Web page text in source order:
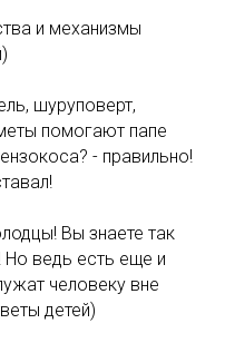
и механизмы
шуруповерт,
помогают папе
- правильно!
Вы знаете так
ведь есть еще и
человеку вне
детей)